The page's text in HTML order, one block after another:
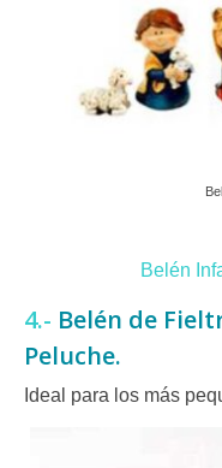
Belén
4.- Belén de
Peluche.
Ideal para los más